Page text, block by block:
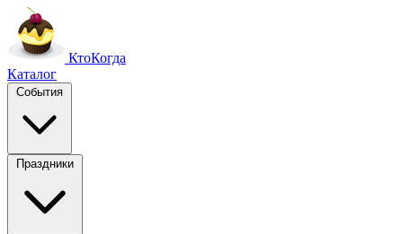
КтоКогда
Каталог
События
Праздники